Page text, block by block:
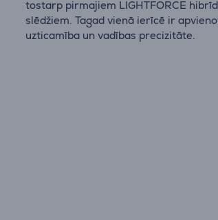
tostarp pirmajiem LIGHTFORCE
slēdžiem. Tagad vienā ierīcē ir
uzticamība un vadības precizitāte.